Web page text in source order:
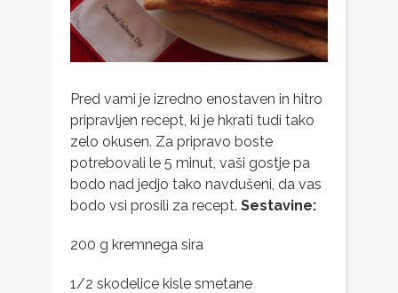
Pred vami je izredno enostaven in hitro
pripravljen recept, ki je hkrati tudi tako
zelo okusen. Za pripravo boste
potrebovali le 5 minut, vaši gostje pa
bodo nad jedjo tako navdušeni, da vas
bodo vsi prosili za recept. Sestavine:
200 g kremnega sira
1/2 skodelice kisle smetane